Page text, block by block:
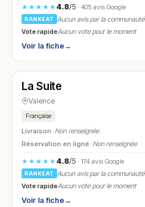
★★★★★4.8/5· 405 avis Google
RANKEAT
Aucun avis par la communauté
Vote rapideAucun vote pour le moment
Voir la fiche→
N° 8
La Suite
Valence
Française
Livraison :Non renseignée
Réservation en ligne :Non renseignée
★★★★★4.8/5· 174 avis Google
RANKEAT
Aucun avis par la communauté
Vote rapideAucun vote pour le moment
Voir la fiche→